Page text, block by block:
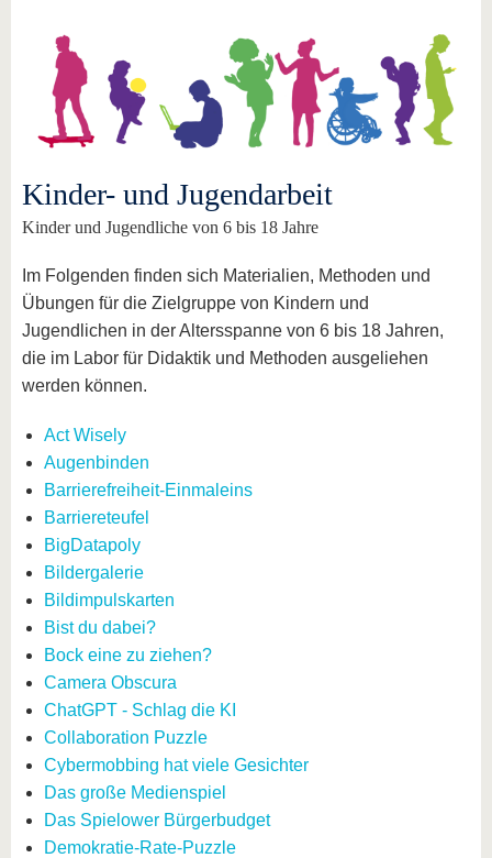
Kinder- und Jugendarbeit
Kinder und Jugendliche von 6 bis 18 Jahre
Im Folgenden finden sich Materialien, Methoden und
Übungen für die Zielgruppe von Kindern und
Jugendlichen in der Altersspanne von 6 bis 18 Jahren,
die im Labor für Didaktik und Methoden ausgeliehen
werden können.
Act Wisely
Augenbinden
Barrierefreiheit-Einmaleins
Barriereteufel
BigDatapoly
Bildergalerie
Bildimpulskarten
Bist du dabei?
Bock eine zu ziehen?
Camera Obscura
ChatGPT - Schlag die KI
Collaboration Puzzle
Cybermobbing hat viele Gesichter
Das große Medienspiel
Das Spielower Bürgerbudget
Demokratie-Rate-Puzzle